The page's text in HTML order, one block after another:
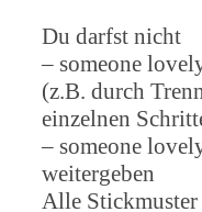
Du darfst nicht
– someone
(z.B. durch
einzelnen
– someone
weitergeben
Alle